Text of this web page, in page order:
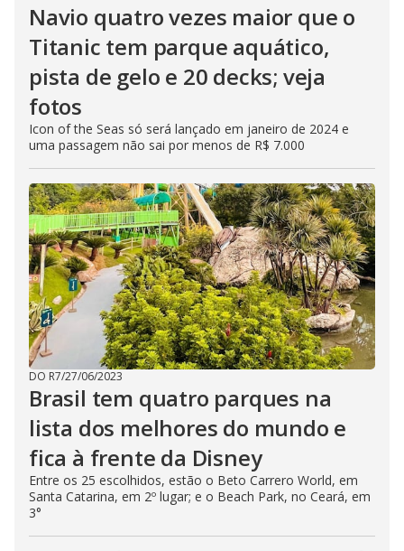
Navio quatro vezes maior que o
Titanic tem parque aquático,
pista de gelo e 20 decks; veja
fotos
Icon of the Seas só será lançado em janeiro de 2024 e
uma passagem não sai por menos de R$ 7.000
DO R7/27/06/2023
Brasil tem quatro parques na
lista dos melhores do mundo e
fica à frente da Disney
Entre os 25 escolhidos, estão o Beto Carrero World, em
Santa Catarina, em 2º lugar; e o Beach Park, no Ceará, em
3°